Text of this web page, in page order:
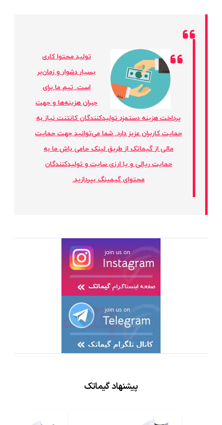
تولید محتوا کاری
بسیار دشوار و زمان‌بر
است. تیم ما برای
جبران هزینه‌ها و جهت
پرداخت هزینه دستمزد تولیدکنندگان کانتنت نیاز به
حمایت کاربران عزیز دارد. شما می‌توانید جهت حمایت
مالی از گیماتک از طریق لینک حامی باش ما به
حمایت ریالی و یا ارزی سایت و تولیدکنندگان
محتوای گیمینگ بپردازید.
پیشنهاد گیماتک